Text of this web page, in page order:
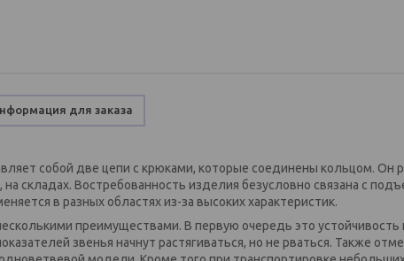
для заказа
собой две цепи с крюками, которые соединены кольцом. Он
складах. Востребованность изделия безусловно связана с
в разных областях из-за высоких характеристик.
преимуществами. В первую очередь это устойчивость
звенья начнут растягиваться, но не рваться. Также